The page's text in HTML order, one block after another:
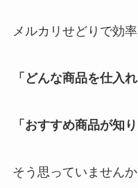
メルカリせどりで効
「どんな商品を仕入
「おすすめ商品が知り
そう思っていませんか